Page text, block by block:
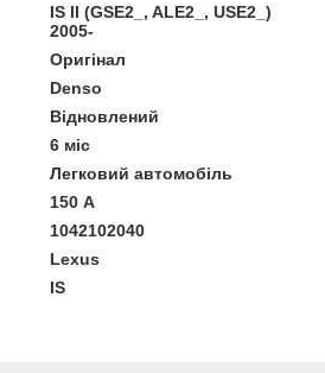
IS II (GSE2_, ALE2_, USE2_)
2005-
Оригінал
Denso
Відновлений
6 міс
Легковий автомобіль
150 А
1042102040
Lexus
IS